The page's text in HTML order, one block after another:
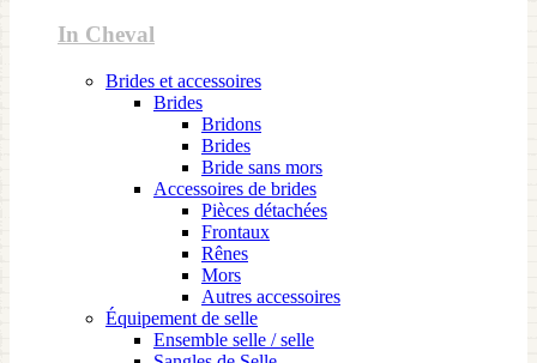
In Cheval
Brides et accessoires
Brides
Bridons
Brides
Bride sans mors
Accessoires de brides
Pièces détachées
Frontaux
Rênes
Mors
Autres accessoires
Équipement de selle
Ensemble selle / selle